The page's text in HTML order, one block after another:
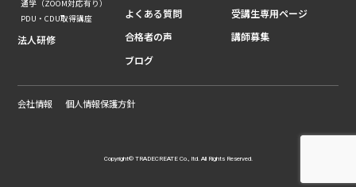
通学（ZOOM対応有り）
PDU・CDU取得講座
法人研修
よくある質問
合格者の声
ブログ
受講生専用ページ
講師募集
会社情報 個人情報保護方針
Copyright© TRADECREATE Co., ltd. All Rights Reserved.